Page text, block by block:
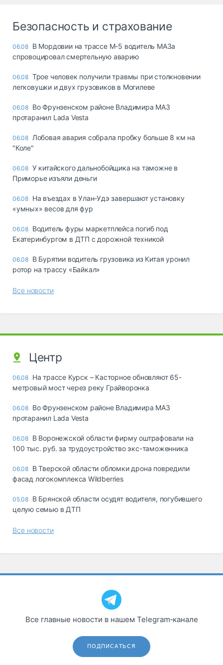
Безопасность и страхование
06.08 В Мордовии на трассе М-5 водитель МАЗа
спровоцировал смертельную аварию
06.08 Трое человек получили травмы при столкновении
легковушки и двух грузовиков в Могилеве
06.08 Во Фрунзенском районе Владимира МАЗ
протаранил Lada Vesta
06.08 Лобовая авария собрала пробку больше 8 км на
"Коле"
06.08 У китайского дальнобойщика на таможне в
Приморье изъяли деньги
06.08 Ha въeздax в Улaн-Удэ зaвepшaют ycтaнoвкy
«yмныx» вecoв для фyp
06.08 Водитель фуры маркетплейса погиб под
Екатеринбургом в ДТП с дорожной техникой
06.08 В Бурятии водитель грузовика из Китая уронил
ротор на трассу «Байкал»
Все новости
Центр
06.08 На трассе Курск – Касторное обновляют 65-
метровый мост через реку Грайворонка
06.08 Во Фрунзенском районе Владимира МАЗ
протаранил Lada Vesta
06.08 В Воронежской области фирму оштрафовали на
100 тыс. руб. за трудоустройство экс-таможенника
06.08 В Тверской области обломки дрона повредили
фасад логокомплекса Wildberries
05.08 В Брянской области осудят водителя, погубившего
целую семью в ДТП
Все новости
Все главные новости в нашем Telegram‑канале
ПОДПИСАТЬСЯ